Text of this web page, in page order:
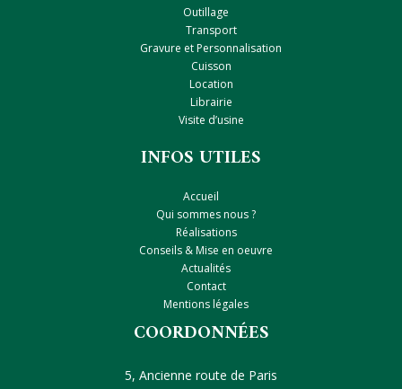
Outillage
Transport
Gravure et Personnalisation
Cuisson
Location
Librairie
Visite d’usine
INFOS UTILES
Accueil
Qui sommes nous ?
Réalisations
Conseils & Mise en oeuvre
Actualités
Contact
Mentions légales
COORDONNÉES
5, Ancienne route de Paris